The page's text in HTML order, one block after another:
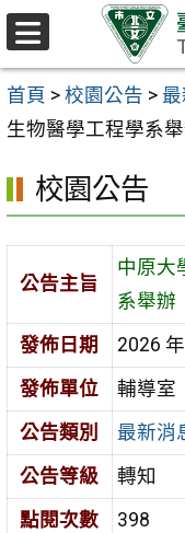
跳至主要內容區
首頁 > 校園公告 >
生物醫學工程學系
校園公告
公告主旨
中原大
系舉辦
發佈日期
2026
發佈單位
輔導室
公告類別
最新消
公告等級
轉知
點閱次數
398
選
單